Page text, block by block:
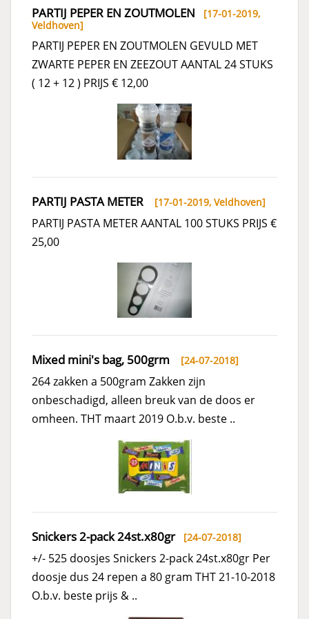
PARTIJ PEPER EN ZOUTMOLEN [17-01-2019,
Veldhoven]
PARTIJ PEPER EN ZOUTMOLEN GEVULD MET
ZWARTE PEPER EN ZEEZOUT AANTAL 24 STUKS
( 12 + 12 ) PRIJS € 12,00
PARTIJ PASTA METER [17-01-2019, Veldhoven]
PARTIJ PASTA METER AANTAL 100 STUKS PRIJS €
25,00
Mixed mini's bag, 500grm [24-07-2018]
264 zakken a 500gram Zakken zijn
onbeschadigd, alleen breuk van de doos er
omheen. THT maart 2019 O.b.v. beste ..
Snickers 2-pack 24st.x80gr[24-07-2018]
+/- 525 doosjes Snickers 2-pack 24st.x80gr Per
doosje dus 24 repen a 80 gram THT 21-10-2018
O.b.v. beste prijs & ..